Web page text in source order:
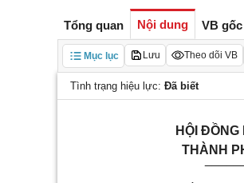
Tổng quan Nội dung VB gốc
Mục lục Lưu Theo dõi VB
Tình trạng hiệu lực: Đã biết
HỘI ĐỒNG
THÀNH